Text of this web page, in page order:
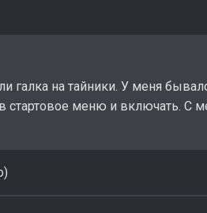
галка на тайники. У меня
стартовое меню и включать. С